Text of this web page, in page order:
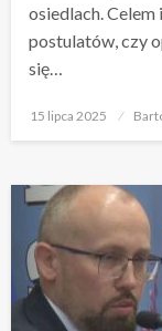
osiedlach. Celem
postulatów, czy
się…
Opublikowane
15 lipca 2025